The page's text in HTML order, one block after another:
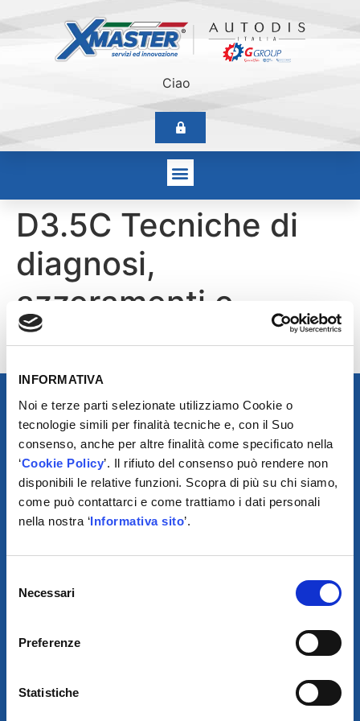
INFORMATIVA
Noi e terze parti selezionate utilizziamo Cookie o
tecnologie simili per finalità tecniche e, con il Suo
consenso, anche per altre finalità come specificato nella
‘Cookie Policy’. Il rifiuto del consenso può rendere non
disponibili le relative funzioni. Scopra di più su chi siamo,
come può contattarci e come trattiamo i dati personali
nella nostra ‘Informativa sito’.
delNecessari
Preferenze
Statistiche
Ciao
D3.5C Tecniche di
diagnosi,
azzeramenti e
configurazioni
DI TELEASSISTENZA